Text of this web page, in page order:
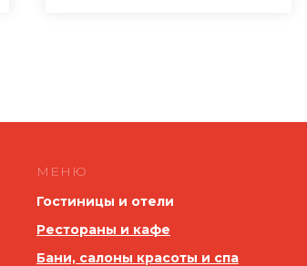
МЕНЮ
Гостиницы и отели
Рестораны и кафе
Бани, салоны красоты и спа